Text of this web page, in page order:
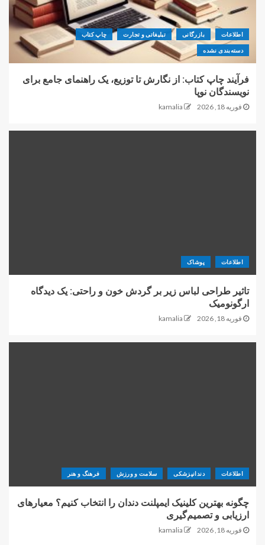
اطلاعات بازرگانی تبلیغاتی و تجارت چاپ کتاب
دسته‌بندی نشده
فرآیند چاپ کتاب: از نگارش تا توزیع، یک راهنمای جامع برای
نویسندگان نوپا
فوریه 18, 2026 kamalia
اطلاعات پوشاک
تاثیر طراحی لباس زیر بر گردش خون و راحتی: یک دیدگاه
ارگونومیک
فوریه 18, 2026 kamalia
اطلاعات دندانپزشکی سلامت و ورزش فرهنگ و هنر
چگونه بهترین کلینیک ایمپلنت دندان را انتخاب کنیم؟ معیارهای
ارزیابی و تصمیم‌گیری
فوریه 18, 2026 kamalia